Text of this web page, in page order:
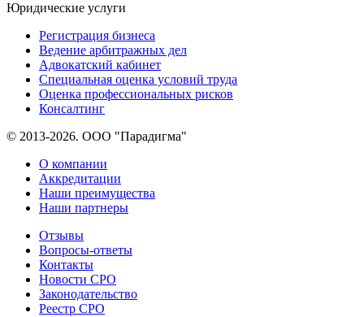
Юридические услуги
Регистрация бизнеса
Ведение арбитражных дел
Адвокатский кабинет
Специальная оценка условий труда
Оценка профессиональных рисков
Консалтинг
© 2013-2026. ООО "Парадигма"
О компании
Аккредитации
Наши преимущества
Наши партнеры
Отзывы
Вопросы-ответы
Контакты
Новости СРО
Законодательство
Реестр СРО